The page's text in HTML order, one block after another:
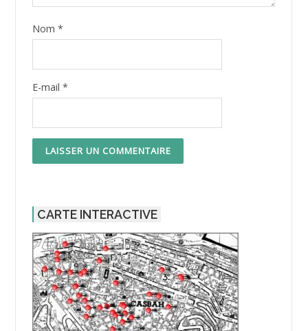
Nom *
E-mail *
CARTE INTERACTIVE